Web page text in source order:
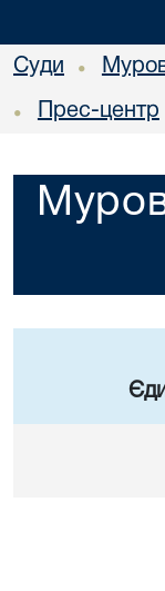
Суди •
• Прес-центр